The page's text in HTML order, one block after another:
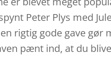
Peter Plys med
rigtig gode gave
pænt ind, at du